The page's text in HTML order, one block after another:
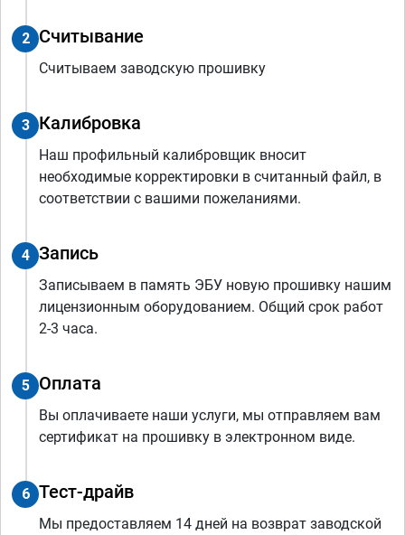
2 Считывание
Считываем заводскую прошивку
3 Калибровка
Наш профильный калибровщик вносит
необходимые корректировки в считанный файл, в
соответствии с вашими пожеланиями.
4 Запись
Записываем в память ЭБУ новую прошивку нашим
лицензионным оборудованием. Общий срок работ
2-3 часа.
5 Оплата
Вы оплачиваете наши услуги, мы отправляем вам
сертификат на прошивку в электронном виде.
6 Тест-драйв
Мы предоставляем 14 дней на возврат заводской